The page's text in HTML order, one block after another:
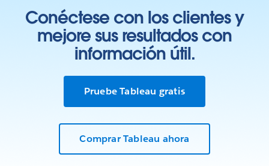
Conéctese con los clientes y
mejore sus resultados con
información útil.
Pruebe Tableau gratis
Comprar Tableau ahora